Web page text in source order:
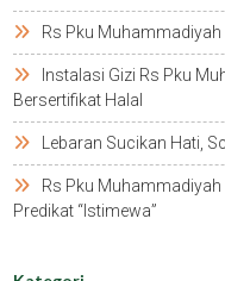
Rs Pku
Instalasi Gizi Rs Pku
Bersertifikat Halal
Lebaran Sucikan Hati,
Rs Pku
Predikat “istimewa”